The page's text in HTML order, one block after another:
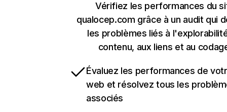
Vérifiez les performances du
qualocep.com grâce à un audit qui
les problèmes liés à
contenu, aux liens et au
Évaluez les performances de
web et résolvez tous les
associés